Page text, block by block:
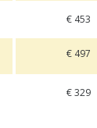
€ 453
€ 497
€ 329